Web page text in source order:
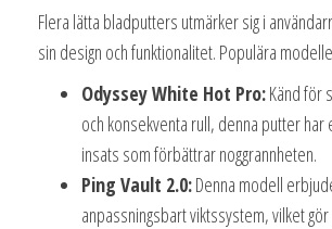
Flera lätta bladputters utmärker sig i
sin design och funktionalitet. Populära
Odyssey White Hot Pro:Känd för
och konsekventa rull, denna putter har
insats som förbättrar noggrannheten.
Ping Vault 2.0:Denna modell
anpassningsbart viktssystem, vilket